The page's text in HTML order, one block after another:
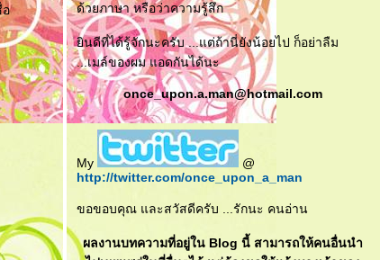
อ
ด้วยภาษา หรือว่าความรู้สึก
ินดีที่ได้รู้จักนะครับ ...แต่ถ้านี่ยังน้อยไป ก็อย่าลืม
...เมล์ของผม แอดกันได้นะ
once_upon.a.man@hotmail.com
My
@
http://twitter.com/once_upon_a_man
ขอขอบคุณ และสวัสดีครับ ...รักนะ คนอ่าน
ผลงานบทความที่อยู่ใน Blog นี้ สามารถให้คนอื่นนำ